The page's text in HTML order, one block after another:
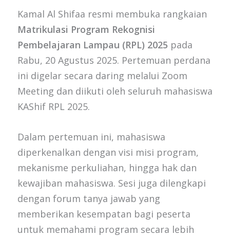
Kamal Al Shifaa resmi membuka rangkaian
Matrikulasi Program Rekognisi
Pembelajaran Lampau (RPL) 2025 pada
Rabu, 20 Agustus 2025. Pertemuan perdana
ini digelar secara daring melalui Zoom
Meeting dan diikuti oleh seluruh mahasiswa
KAShif RPL 2025.
Dalam pertemuan ini, mahasiswa
diperkenalkan dengan visi misi program,
mekanisme perkuliahan, hingga hak dan
kewajiban mahasiswa. Sesi juga dilengkapi
dengan forum tanya jawab yang
memberikan kesempatan bagi peserta
untuk memahami program secara lebih